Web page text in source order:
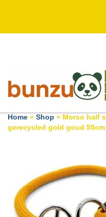
Home » Shop » Morso half
gerecycled gold goud 55cm